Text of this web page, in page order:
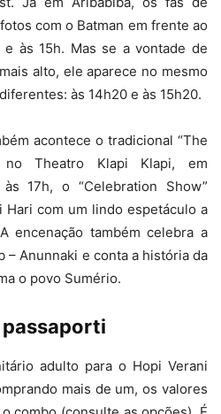
com o Batman em frente ao
às 15h. Mas se a vontade de
alto, ele aparece no mesmo
às 14h20 e às 15h20.
acontece o tradicional “The
no Theatro Klapi Klapi, em
17h, o “Celebration Show”
Hari com um lindo espetáculo a
encenação também celebra a
– Anunnaki e conta a história da
o povo Sumério.
adulto para o Hopi Verani
mais de um, os valores